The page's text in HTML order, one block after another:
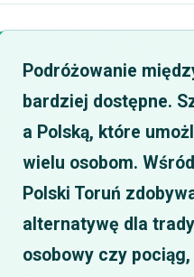
Podróżowanie
bardziej dostępne.
a Polską, które
wielu osobom.
Polski Toruń
alternatywę dla
osobowy czy